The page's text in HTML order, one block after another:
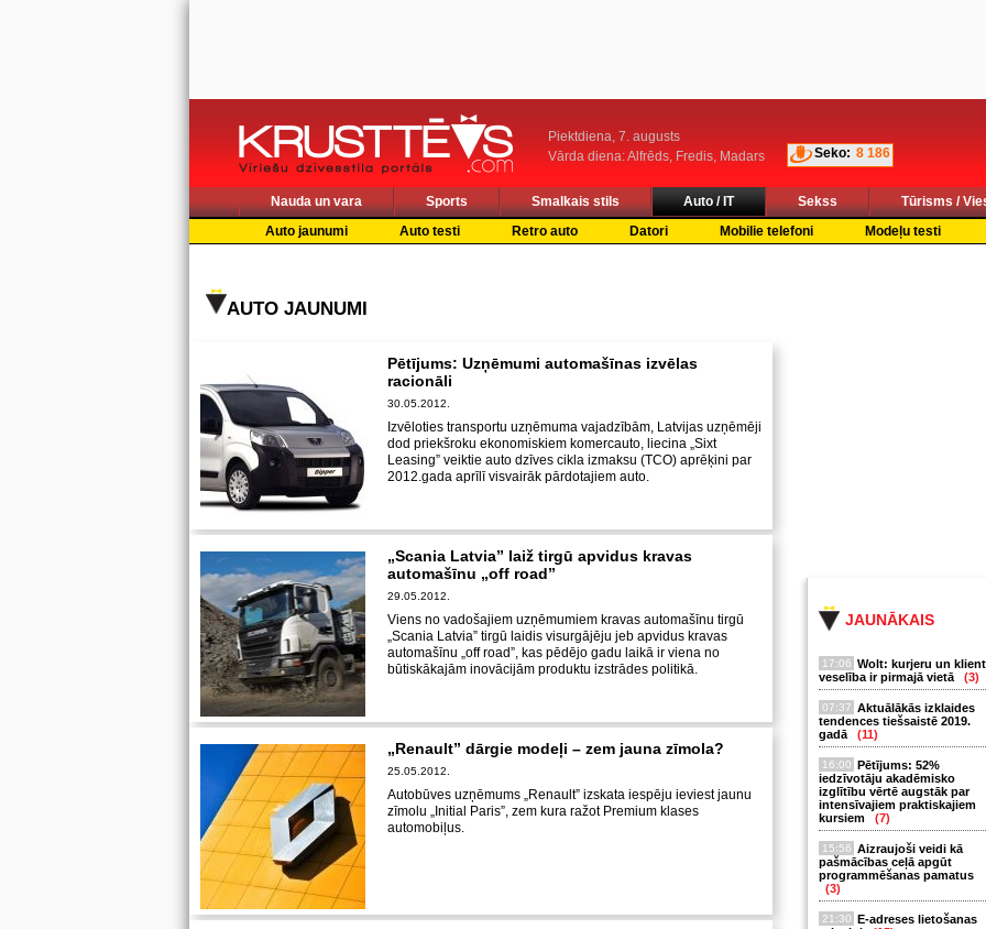
Piektdiena, 7. augusts
Vārda diena: Alfrēds, Fredis, Madars
Seko: 8 186
Nauda un vara Sports Smalkais stils Auto / IT Sekss
Tūrisms /
Auto jaunumi
Auto testi Retro auto Datori Mobilie telefoni Modeļu testi
JAUNĀKAIS
17:06 Wolt: kurjeru un
veselība ir pirmajā vietā
(3)
07:37 Aktuālākās izklaides
tendences tiešsaistē 2019.
gadā
(11)
16:00 Pētījums: 52%
iedzīvotāju akadēmisko
izglītību vērtē augstāk par
intensīvajiem praktiskajiem
kursiem
(7)
15:56 Aizraujoši veidi kā
pašmācības ceļā apgūt
programmēšanas pamatus
(3)
21:30 E-adreses lietošanas
AUTO JAUNUMI
Pētījums: Uzņēmumi automašīnas izvēlas
racionāli
30.05.2012.
Izvēloties transportu uzņēmuma vajadzībām, Latvijas uzņēmēji
dod priekšroku ekonomiskiem komercauto, liecina „Sixt
Leasing” veiktie auto dzīves cikla izmaksu (TCO) aprēķini par
2012.gada aprīlī visvairāk pārdotajiem auto.
„Scania Latvia” laiž tirgū apvidus kravas
automašīnu „off road”
29.05.2012.
Viens no vadošajiem uzņēmumiem kravas automašīnu tirgū
„Scania Latvia” tirgū laidis visurgājēju jeb apvidus kravas
automašīnu „off road”, kas pēdējo gadu laikā ir viena no
būtiskākajām inovācijām produktu izstrādes politikā.
„Renault” dārgie modeļi – zem jauna zīmola?
25.05.2012.
Autobūves uzņēmums „Renault” izskata iespēju ieviest jaunu
zīmolu „Initial Paris”, zem kura ražot Premium klases
automobiļus.